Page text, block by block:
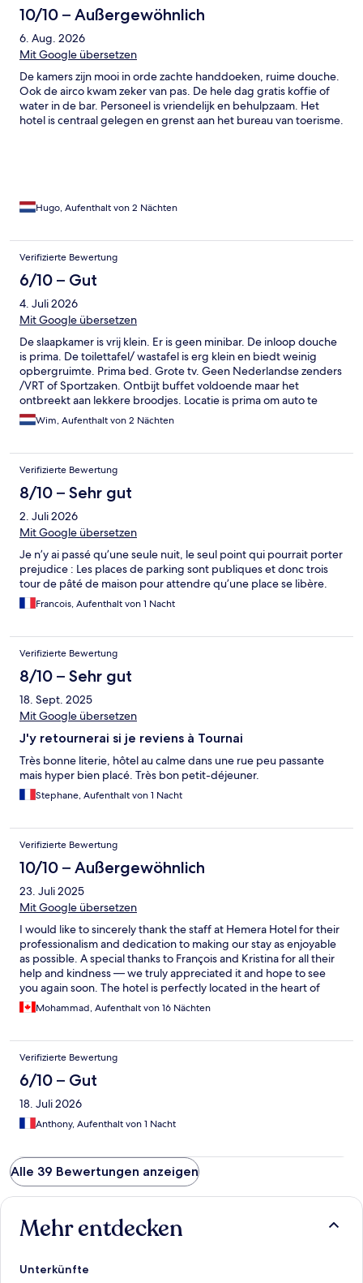
10/10 – Außergewöhnlich
6. Aug. 2026
Mit Google übersetzen
De kamers zijn mooi in orde zachte handdoeken, ruime douche.
Ook de airco kwam zeker van pas. De hele dag gratis koffie of
water in de bar. Personeel is vriendelijk en behulpzaam. Het
hotel is centraal gelegen en grenst aan het bureau van toerisme.
Hugo, Aufenthalt von 2 Nächten
Verifizierte Bewertung
6/10 – Gut
4. Juli 2026
Mit Google übersetzen
De slaapkamer is vrij klein. Er is geen minibar. De inloop douche
is prima. De toilettafel/ wastafel is erg klein en biedt weinig
opbergruimte. Prima bed. Grote tv. Geen Nederlandse zenders
/VRT of Sportzaken. Ontbijt buffet voldoende maar het
ontbreekt aan lekkere broodjes. Locatie is prima om auto te
parkeren en voldoende restaurants.
Wim, Aufenthalt von 2 Nächten
Verifizierte Bewertung
8/10 – Sehr gut
2. Juli 2026
Mit Google übersetzen
Je n’y ai passé qu’une seule nuit, le seul point qui pourrait porter
prejudice : Les places de parking sont publiques et donc trois
tour de pâté de maison pour attendre qu’une place se libère.
Francois, Aufenthalt von 1 Nacht
Verifizierte Bewertung
8/10 – Sehr gut
18. Sept. 2025
Mit Google übersetzen
J'y retournerai si je reviens à Tournai
Très bonne literie, hôtel au calme dans une rue peu passante
mais hyper bien placé. Très bon petit-déjeuner.
Stephane, Aufenthalt von 1 Nacht
Verifizierte Bewertung
10/10 – Außergewöhnlich
23. Juli 2025
Mit Google übersetzen
I would like to sincerely thank the staff at Hemera Hotel for their
professionalism and dedication to making our stay as enjoyable
as possible. A special thanks to François and Kristina for all their
help and kindness — we truly appreciated it and hope to see
you again soon. The hotel is perfectly located in the heart of
Tournai, with everything you might need just a one-minute walk
away. The breakfast was excellent, especially considering the
Mohammad, Aufenthalt von 16 Nächten
Verifizierte Bewertung
6/10 – Gut
18. Juli 2026
Anthony, Aufenthalt von 1 Nacht
Alle 39 Bewertungen anzeigen
Mehr entdecken
Unterkünfte